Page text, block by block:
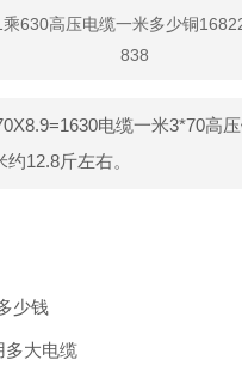
电缆一米3*70高
约12.8斤左右。
少钱
多大电缆